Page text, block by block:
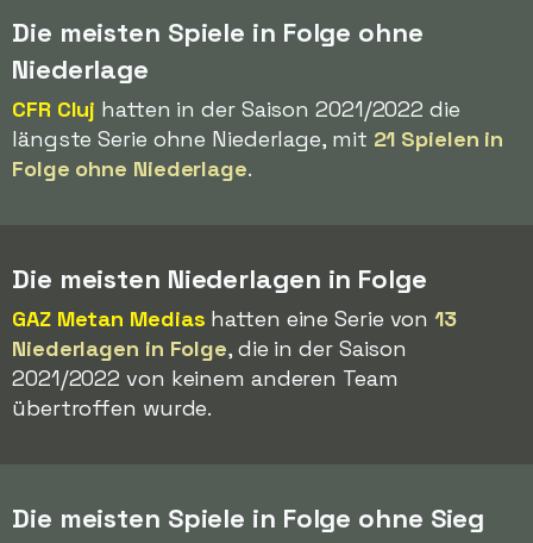
Die meisten Spiele in Folge ohne
Niederlage
CFR Cluj hatten in der Saison 2021/2022 die
längste Serie ohne Niederlage, mit 21 Spielen in
Folge ohne Niederlage.
Die meisten Niederlagen in Folge
GAZ Metan Medias hatten eine Serie von13
Niederlagen in Folge, die in der Saison
2021/2022 von keinem anderen Team
übertroffen wurde.
Die meisten Spiele in Folge ohne Sieg